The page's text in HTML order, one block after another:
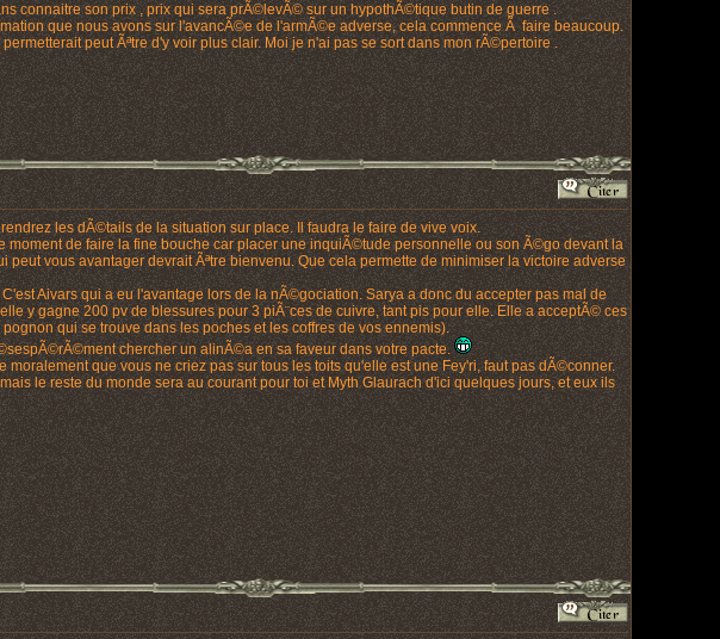
connaitre son prix , prix qui sera prÃ©levÃ© sur un hypothÃ©tique butin de guerre .
que nous avons sur l'avancÃ©e de l'armÃ©e adverse, cela commence Ã faire beaucoup.
peut Ãªtre d'y voir plus clair. Moi je n'ai pas se sort dans mon rÃ©pertoire .
les dÃ©tails de la situation sur place. Il faudra le faire de vive voix.
de faire la fine bouche car placer une inquiÃ©tude personnelle ou son Ã©go devant la
vous avantager devrait Ãªtre bienvenu. Que cela permette de minimiser la victoire adverse
Aivars qui a eu l'avantage lors de la nÃ©gociation. Sarya a donc du accepter pas mal de
y gagne 200 pv de blessures pour 3 piÃ¨ces de cuivre, tant pis pour elle. Elle a acceptÃ© ces
qui se trouve dans les poches et les coffres de vos ennemis).
chercher un alinÃ©a en sa faveur dans votre pacte.
que vous ne criez pas sur tous les toits qu'elle est une Fey'ri, faut pas dÃ©conner.
le reste du monde sera au courant pour toi et Myth Glaurach d'ici quelques jours, et eux ils